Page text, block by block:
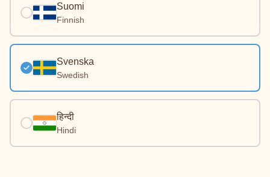
Suomi
Finnish
Svenska
Swedish
हिन्दी
Hindi